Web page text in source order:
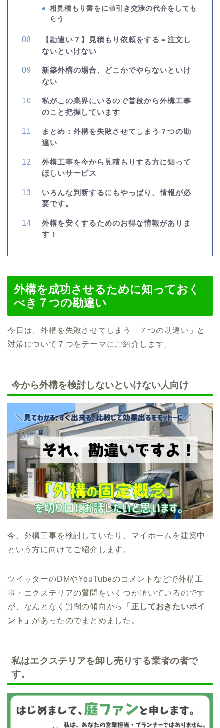
相見積もり書をに値引き交渉の代弁をしても
らう
【勘違い７】見積もり依頼をする＝注文し
ないといけない
新築外構の場合、どこかでやらないといけ
ない
私がこの業界にいるので普段から外構工事
のこと把握しています
まとめ：外構を失敗させてしまう７つの勘
違い
外構工事を今から見積もりする方に知って
ほしいサービス
いろんな判断するにもやっぱり、情報が必
要です。
外構を安くするためのお得な情報がありま
す！
外構を成功させるために知っておく
べき７つの勘違い
今日は、外構を失敗させてしまう「７つの勘違い」と
対策について７つをテーマにご紹介します。
今から外構を検討しないといけない人向け
今、外構工事を検討していたり、マイホームを建築中
という方に向けてご紹介します。
ツイッターのDMやYouTubeのコメントなどで外構工
事・エクステリアの質問をいくつか頂いているのです
が、なんとなく質問の傾向から
「正しておきたいポイ
ント」 があったのでまとめました。
私はエクステリアを卸し売りする業者の者で
す。